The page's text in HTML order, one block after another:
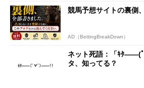
競馬予想サイトの裏側
AD（BettingBreakDown）
ネット死語：「ｷﾀ
タ、知ってる？